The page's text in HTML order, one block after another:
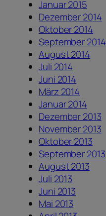
Januar 2015
Dezember 2014
Oktober 2014
September 2014
August 2014
Juli 2014
Juni 2014
März 2014
Januar 2014
Dezember 2013
November 2013
Oktober 2013
September 2013
August 2013
Juli 2013
Juni 2013
Mai 2013